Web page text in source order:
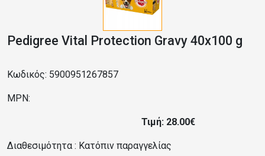
Pedigree Vital Protection Gravy 40x100 g
Κωδικός: 5900951267857
MPN:
Τιμή: 28.00€
Διαθεσιμότητα : Κατόπιν παραγγελίας